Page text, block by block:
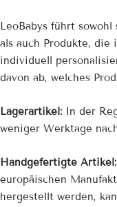
LeoBabys führt
als auch Produkte,
individuell
davon ab, welches
Lagerartikel: In der
weniger Werktage
Handgefertigte Artikel:
europäischen
hergestellt werden,